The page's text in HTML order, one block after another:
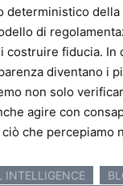
deterministico della
di
costruire fiducia. In
diventano i
non solo
agire con
che percepiamo
INTELLIGENCE